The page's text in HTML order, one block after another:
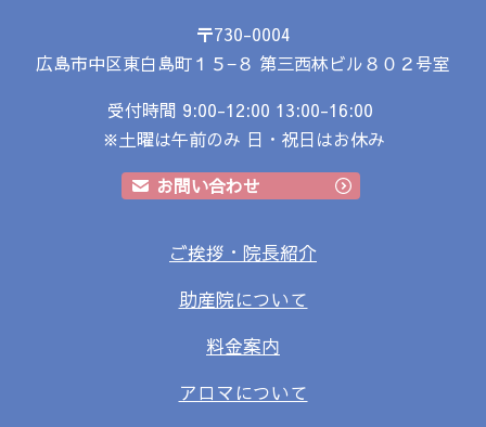
〒730-0004
広島市中区東白島町１５−８ 第三西林ビル８０２号室
受付時間 9:00-12:00 13:00-16:00
※土曜は午前のみ 日・祝日はお休み
お問い合わせ
ご挨拶・院長紹介
助産院について
料金案内
アロマについて